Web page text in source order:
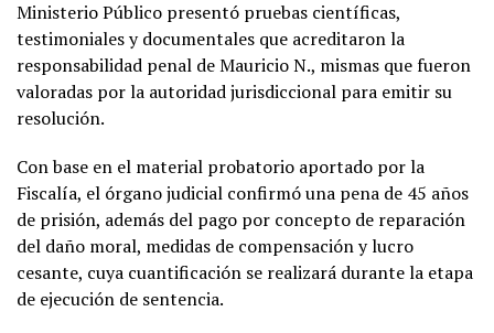
Ministerio Público presentó pruebas científicas,
testimoniales y documentales que acreditaron la
responsabilidad penal de Mauricio N., mismas que fueron
valoradas por la autoridad jurisdiccional para emitir su
resolución.
Con base en el material probatorio aportado por la
Fiscalía, el órgano judicial confirmó una pena de 45 años
de prisión, además del pago por concepto de reparación
del daño moral, medidas de compensación y lucro
cesante, cuya cuantificación se realizará durante la etapa
de ejecución de sentencia.